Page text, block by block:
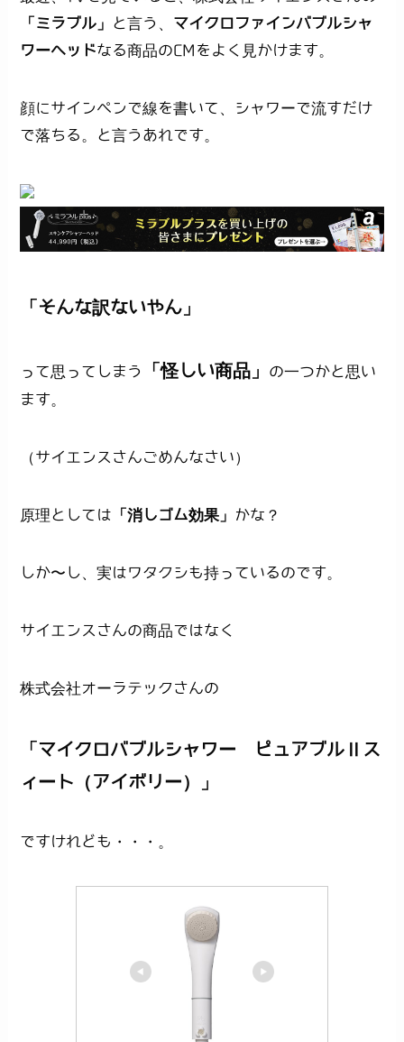
「ミラブル」 と言う、 マイクロファインバブルシャ
ワーヘッドなる商品のCMをよく見かけます。
顔にサインペンで線を書いて、シャワーで流すだけ
で落ちる。と言うあれです。
「そんな訳ないやん」
って思ってしまう 「怪しい商品」
の一つかと思い
ます。
（サイエンスさんごめんなさい）
原理としては 「消しゴム効果」 かな？
しか〜し、実はワタクシも持っているのです。
サイエンスさんの商品ではなく
株式会社オーラテックさんの
「マイクロバブルシャワー ピュアブルⅡス
ィート（アイボリー）」
ですけれども・・・。